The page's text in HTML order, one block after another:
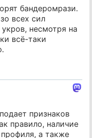
бандеромрази.
всех сил
несмотря на
всё-таки
признаков
правило, наличие
профиля, а также